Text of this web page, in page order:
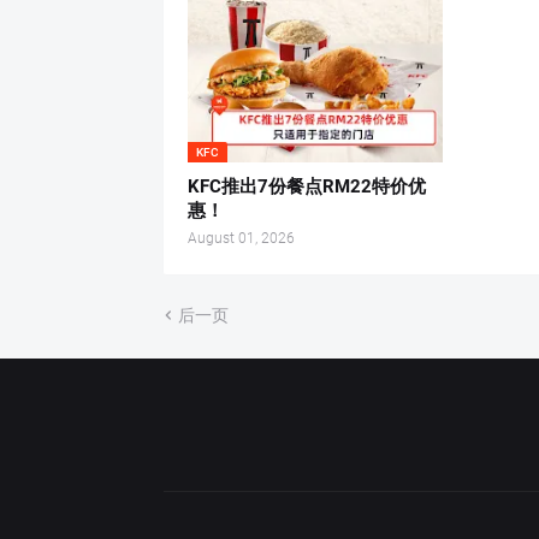
KFC
KFC推出7份餐点RM22特价优
惠！
August 01, 2026
后一页